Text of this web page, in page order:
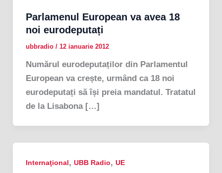
Parlamenul European va avea 18
noi eurodeputați
ubbradio / 12 ianuarie 2012
Numărul eurodeputaților din Parlamentul
European va crește, urmȃnd ca 18 noi
eurodeputați să își preia mandatul. Tratatul
de la Lisabona […]
Internaţional, UBB Radio, UE